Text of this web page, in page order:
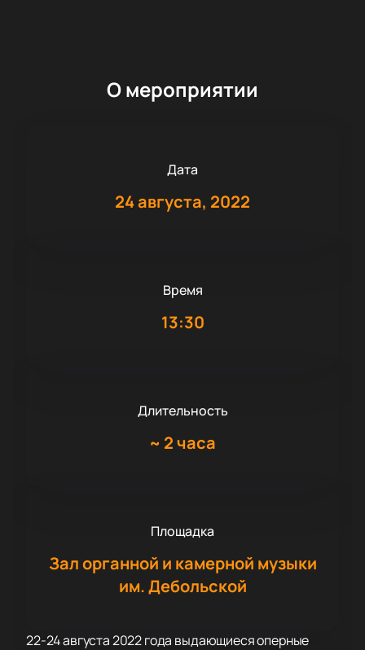
О мероприятии
Дата
24 августа, 2022
Время
13:30
Длительность
~ 2 часа
Площадка
Зал органной и камерной музыки
им. Дебольской
22-24 августа 2022 года выдающиеся оперные